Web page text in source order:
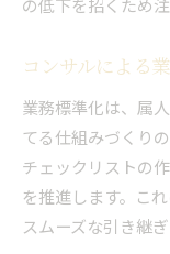
の低下を招くため注
コンサルによる
業務標準化は、属
てる仕組みづくり
チェックリストの
を推進します。こ
スムーズな引き継